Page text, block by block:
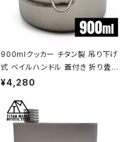
900mlクッカー チタン製 吊り下げ
式 ベイルハンドル 蓋付き 折り畳み
ハンドル付き 超軽量 頑丈 直火OK
プ BBQ バーベキュー アウトドア キ
ャンプ用品 収納袋付き
¥4,280